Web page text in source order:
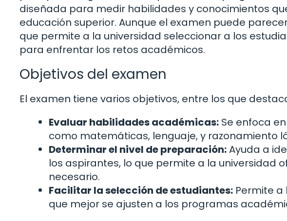
diseñada para medir habilidades y conocimientos
educación superior. Aunque el examen puede
que permite a la universidad seleccionar a los
para enfrentar los retos académicos.
Objetivos del examen
El examen tiene varios objetivos, entre los que
Evaluar habilidades académicas: Se enfoca
como matemáticas, lenguaje, y razonamiento
Determinar el nivel de preparación:Ayuda a
los aspirantes, lo que permite a la universidad
necesario.
Facilitar la selección de estudiantes: Permite a
que mejor se ajusten a los programas